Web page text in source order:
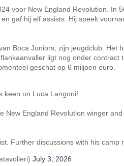
voor New England Revolution. In
gaf hij elf assists. Hij speelt
Boca Juniors, zijn jeugdclub. Het
ligt nog onder contract
geschat op 6 miljoen euro.
keen on Luca Langoni!
New England Revolution winger
Further discussions with his camp
July 3, 2026